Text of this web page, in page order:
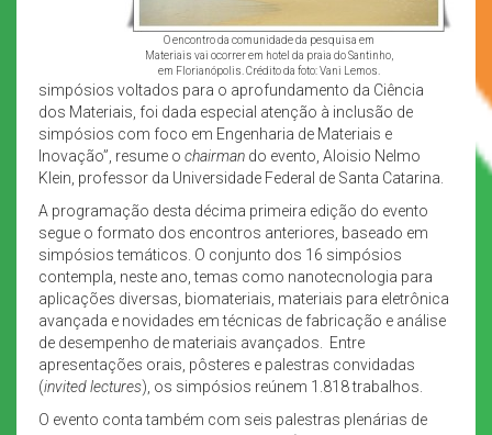
O encontro da comunidade da pesquisa em
Materiais vai ocorrer em hotel da praia do Santinho,
em Florianópolis. Crédito da foto: Vani Lemos.
simpósios voltados para o aprofundamento da Ciência
dos Materiais, foi dada especial atenção à inclusão de
simpósios com foco em Engenharia de Materiais e
Inovação”, resume o chairman do evento, Aloisio Nelmo
Klein, professor da Universidade Federal de Santa Catarina.
A programação desta décima primeira edição do evento
segue o formato dos encontros anteriores, baseado em
simpósios temáticos. O conjunto dos 16 simpósios
contempla, neste ano, temas como nanotecnologia para
aplicações diversas, biomateriais, materiais para eletrônica
avançada e novidades em técnicas de fabricação e análise
de desempenho de materiais avançados. Entre
apresentações orais, pôsteres e palestras convidadas
(invited lectures), os simpósios reúnem 1.818 trabalhos.
O evento conta também com seis palestras plenárias de